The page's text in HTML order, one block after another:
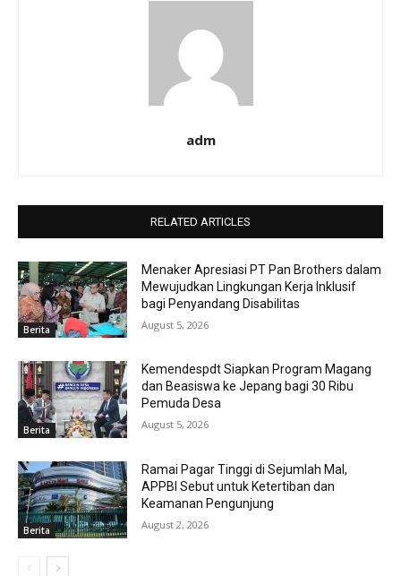
adm
RELATED ARTICLES
Berita
Menaker Apresiasi PT Pan Brothers dalam
Mewujudkan Lingkungan Kerja Inklusif
bagi Penyandang Disabilitas
August 5, 2026
Berita
Kemendespdt Siapkan Program Magang
dan Beasiswa ke Jepang bagi 30 Ribu
Pemuda Desa
August 5, 2026
Berita
Ramai Pagar Tinggi di Sejumlah Mal,
APPBI Sebut untuk Ketertiban dan
Keamanan Pengunjung
August 2, 2026